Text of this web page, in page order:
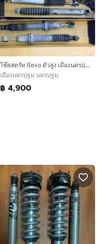
โช๊คสตรัท Revo ตัวสูง เมืองนครปฐม
เมืองนครปฐม นครปฐม
฿ 4,900